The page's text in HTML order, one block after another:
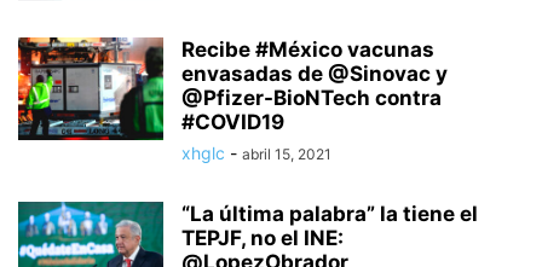
Recibe #México vacunas
envasadas de @Sinovac y
@Pfizer-BioNTech contra
#COVID19
xhglc - abril 15, 2021
“La última palabra” la tiene el
TEPJF, no el INE:
@LopezObrador_